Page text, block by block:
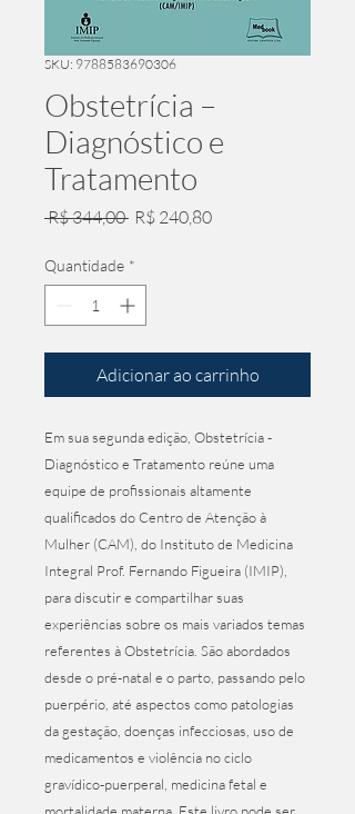
SKU: 9788583690306
Obstetrícia –
Diagnóstico e
Tratamento
R$ 344,00 Preço
R$ 240,80Preço
Quantidade *
Adicionar ao carrinho
Em sua segunda edição, Obstetrícia -
Diagnóstico e Tratamento reúne uma
equipe de profissionais altamente
qualificados do Centro de Atenção à
Mulher (CAM), do Instituto de Medicina
Integral Prof. Fernando Figueira (IMIP),
para discutir e compartilhar suas
experiências sobre os mais variados temas
referentes à Obstetrícia. São abordados
desde o pré-natal e o parto, passando pelo
puerpério, até aspectos como patologias
da gestação, doenças infecciosas, uso de
medicamentos e violência no ciclo
gravídico-puerperal, medicina fetal e